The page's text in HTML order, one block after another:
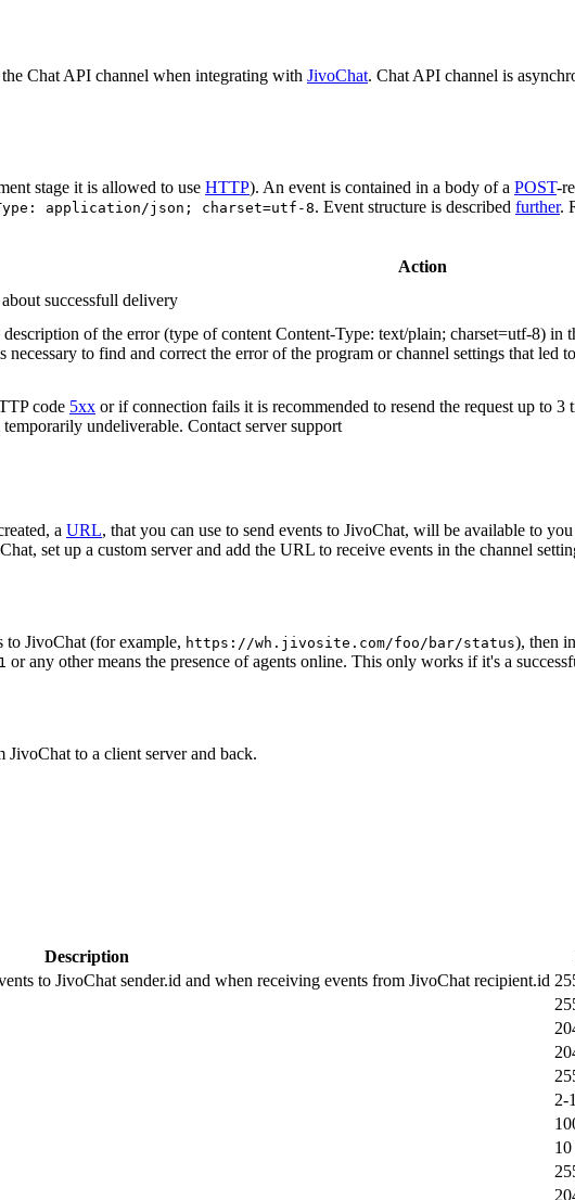
Chat API channel when integrating with JivoChat. Chat API channel is
stage it is allowed to use HTTP). An event is contained in a body of a POST-
application/json; charset=utf-8. Event structure is described further.
Action
successfull delivery
description of the error (type of content Content-Type: text/plain; charset=utf-8) in
necessary to find and correct the error of the program or channel settings that led
code 5xx or if connection fails it is recommended to resend the request up to
temporarily undeliverable. Contact server support
a URL, that you can use to send events to JivoChat, will be available to
set up a custom server and add the URL to receive events in the channel
to JivoChat (for example, https://wh.jivosite.com/foo/bar/status), then
1 or any other means the presence of agents online. This only works if it's a
JivoChat to a client server and back.
Description
to JivoChat sender.id and when receiving events from JivoChat recipient.id
2-